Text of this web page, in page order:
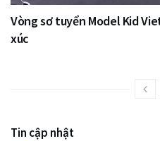
Vòng sơ tuyển Model Kid
xúc
Tin cập nhật